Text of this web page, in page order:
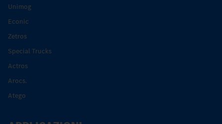
Unimog
Econic
Zetros
Special Trucks
Actros
Arocs.
Atego